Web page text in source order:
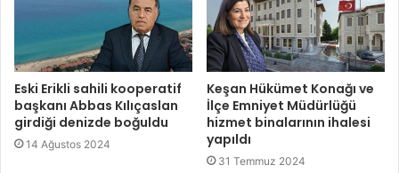
Eski Erikli sahili kooperatif
başkanı Abbas Kılıçaslan
girdiği denizde boğuldu
14 Ağustos 2024
Keşan Hükümet Konağı ve
İlçe Emniyet Müdürlüğü
hizmet binalarının ihalesi
yapıldı
31 Temmuz 2024